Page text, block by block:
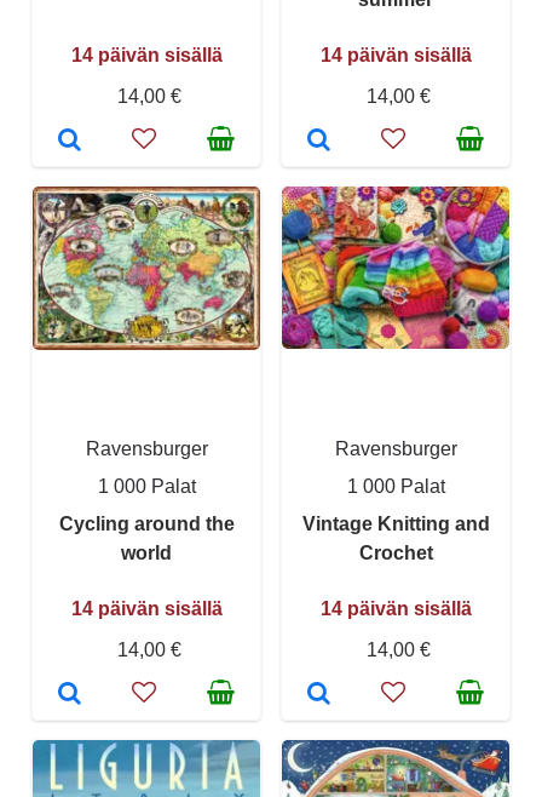
14 päivän sisällä
14,00 €
14 päivän sisällä
14,00 €
Ravensburger
1 000 Palat
Cycling around the
world
14 päivän sisällä
14,00 €
Ravensburger
1 000 Palat
Vintage Knitting and
Crochet
14 päivän sisällä
14,00 €